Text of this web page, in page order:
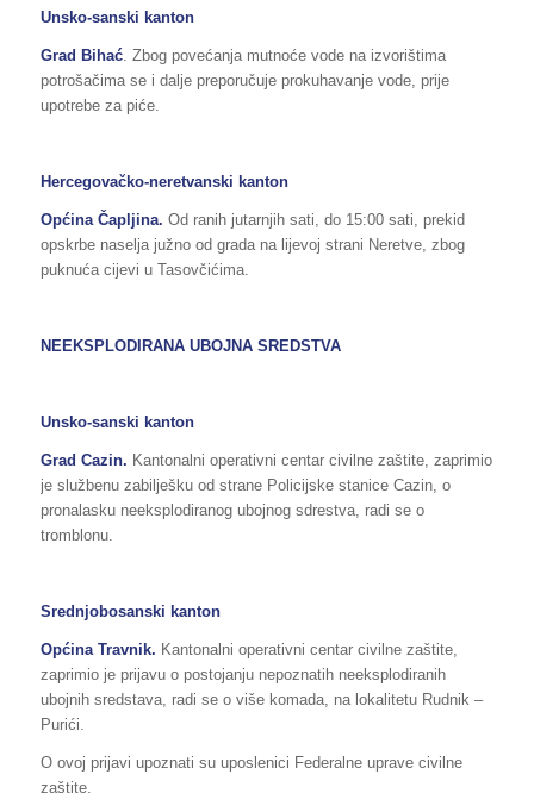
Unsko-sanski kanton
Grad Bihać. Zbog povećanja mutnoće vode na izvorištima
potrošačima se i dalje preporučuje prokuhavanje vode, prije
upotrebe za piće.
Hercegovačko-neretvanski kanton
Općina Čapljina. Od ranih jutarnjih sati, do 15:00 sati, prekid
opskrbe naselja južno od grada na lijevoj strani Neretve, zbog
puknuća cijevi u Tasovčićima.
NEEKSPLODIRANA UBOJNA SREDSTVA
Unsko-sanski kanton
Grad Cazin. Kantonalni operativni centar civilne zaštite, zaprimio
je službenu zabilješku od strane Policijske stanice Cazin, o
pronalasku neeksplodiranog ubojnog sdrestva, radi se o
tromblonu.
Srednjobosanski kanton
Općina Travnik. Kantonalni operativni centar civilne zaštite,
zaprimio je prijavu o postojanju nepoznatih neeksplodiranih
ubojnih sredstava, radi se o više komada, na lokalitetu Rudnik –
Purići.
O ovoj prijavi upoznati su uposlenici Federalne uprave civilne
zaštite.